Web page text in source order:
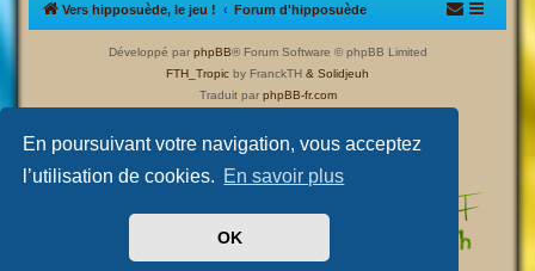
En poursuivant votre navigation, vous acceptez
l’utilisation de cookies. En savoir plus
OK
Vers hipposuède, le jeu ! Forum d'hipposuède
Développé par phpBB® Forum Software © phpBB Limited
FTH_Tropic by FranckTH & Solidjeuh
Traduit par phpBB-fr.com